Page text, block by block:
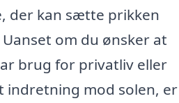
der kan sætte prikken
om du ønsker at
brug for privatliv eller
indretning mod solen, er